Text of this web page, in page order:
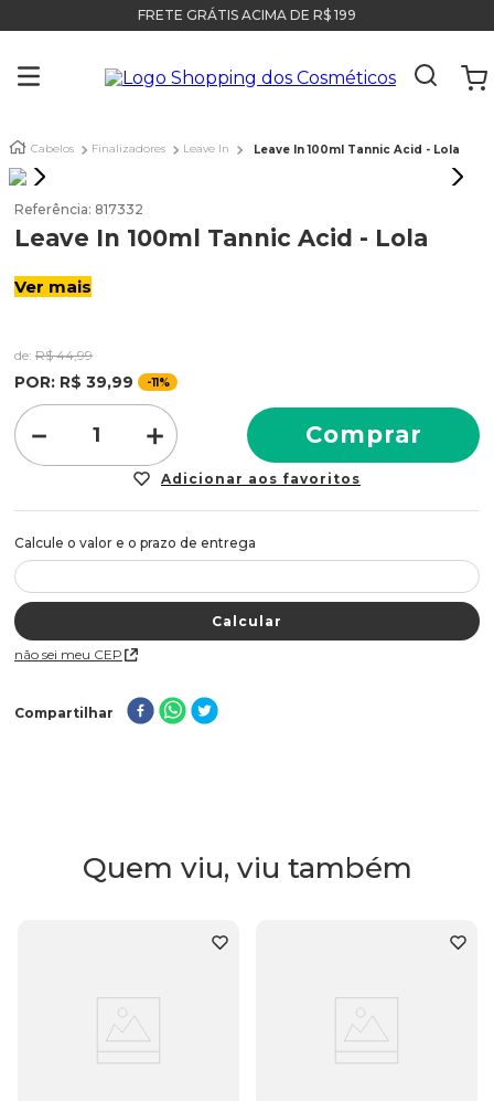
FRETE GRÁTIS ACIMA DE R$ 199
Cabelos Finalizadores Leave In Leave In 100ml Tannic Acid - Lola
Referência: 817332
Leave In 100ml Tannic Acid - Lola
Ver mais
de: R$ 44,99
POR: R$ 39,99 -11%
＋
－ Comprar
Não sei meu CEP
Compartilhar
Quem viu, viu também